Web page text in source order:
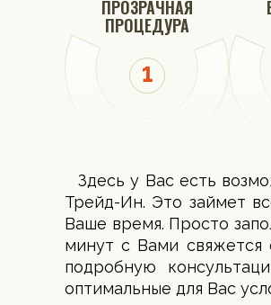
ПРОЗРАЧНАЯ
ПРОЦЕДУРА
Здесь у Вас есть
Трейд-Ин. Это займет
Ваше время. Просто
минут с Вами свяжется
подробную
оптимальные для Вас